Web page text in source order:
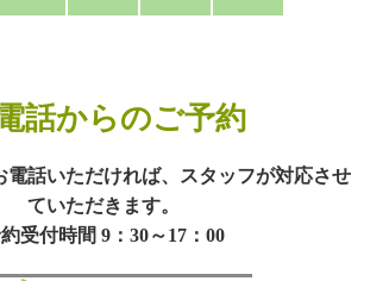
話からのご予約
電話いただければ、スタッフが対応させ
ていただきます。
受付時間 9：30～17：00